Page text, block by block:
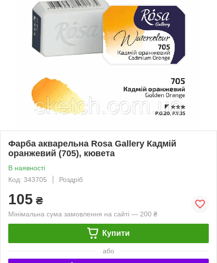
Фарба акварельна Rosa Gallery Кадмій
оранжевий (705), кювета
В наявності
Код: 343705
Роздріб
105 ₴
Мінімальна сума замовлення на сайті — 200 ₴
Купити
або